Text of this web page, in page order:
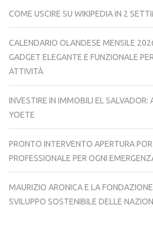
COME USCIRE SU WIKIPEDIA IN 2
CALENDARIO OLANDESE MENSILE
GADGET ELEGANTE E FUNZIONALE
ATTIVITÀ
INVESTIRE IN IMMOBILI EL SALVADOR:
YOETE
PRONTO INTERVENTO APERTURA
PROFESSIONALE PER OGNI
MAURIZIO ARONICA E LA
SVILUPPO SOSTENIBILE DELLE